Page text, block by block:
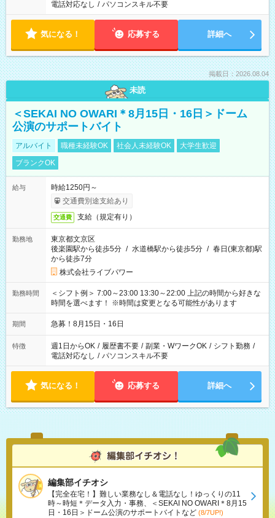
電話対応なし / パソコンスキル不要
気になる！ 応募する 詳細へ
掲載日：2026.08.04
未読
＜SEKAI NO OWARI＊8月15日・16日＞ドーム
公演のサポートバイト
アルバイト 職種未経験OK 社会人未経験OK
大学生歓迎
ブランクOK
給与
時給1250円～
交通費別途支給あり
交通費 支給（規定有り）
勤務地
東京都文京区
後楽園駅から徒歩5分 / 水道橋駅から徒歩5分 / 春日(東京都)駅
から徒歩7分
株式会社ライブパワー
勤務時間
＜シフト例＞ 7:00～23:00 13:30～22:00 上記の時間から好きな
時間を選べます！ ※時間は変更となる可能性があります
期間 急募！8月15日・16日
特徴 週1日からOK / 履歴書不要 / 副業・WワークOK / シフト勤務 /
電話対応なし / パソコンスキル不要
気になる！ 応募する 詳細へ
編集部イチオシ
【完全在宅！】難しい業務なし＆電話なし！ゆっくりの11
時～時短＊データ入力・事務、＜SEKAI NO OWARI＊8月15
日・16日＞ドーム公演のサポートバイトなど (8/7UP!)